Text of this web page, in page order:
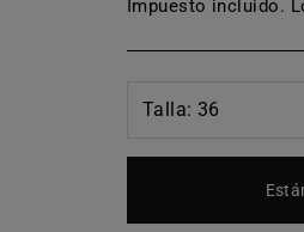
Impuesto incluido.